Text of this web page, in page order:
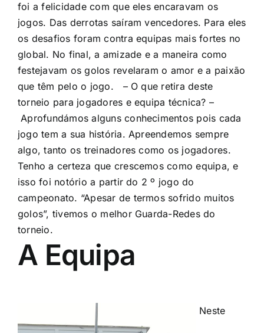
foi a felicidade com que eles encaravam os
jogos. Das derrotas saíram vencedores. Para eles
os desafios foram contra equipas mais fortes no
global. No final, a amizade e a maneira como
festejavam os golos revelaram o amor e a paixão
que têm pelo o jogo. – O que retira deste
torneio para jogadores e equipa técnica? –
Aprofundámos alguns conhecimentos pois cada
jogo tem a sua história. Apreendemos sempre
algo, tanto os treinadores como os jogadores.
Tenho a certeza que crescemos como equipa, e
isso foi notório a partir do 2 º jogo do
campeonato. “Apesar de termos sofrido muitos
golos”, tivemos o melhor Guarda-Redes do
torneio.
A Equipa
Neste